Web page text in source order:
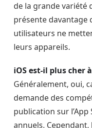
de la grande variété
présente davantage
utilisateurs ne
leurs appareils.
iOS est-il plus cher
Généralement, oui,
demande des
publication sur
annuels.